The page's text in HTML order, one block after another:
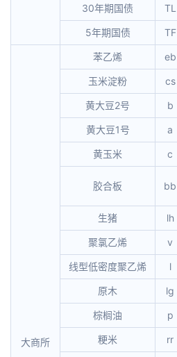
30年期国债 TL
5年期国债 TF
大商所
苯乙烯 eb
玉米淀粉 cs
黄大豆2号 b
黄大豆1号 a
黄玉米 c
胶合板 bb
生猪 lh
聚氯乙烯 v
线型低密度聚乙烯 l
原木 lg
棕榈油 p
粳米 rr